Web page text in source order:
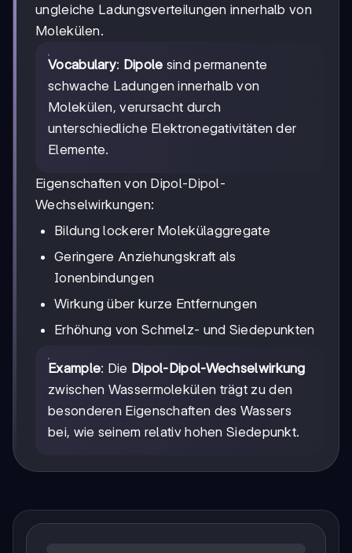
ungleiche Ladungsverteilungen innerhalb von
Molekülen.
Vocabulary: Dipole sind permanente
schwache Ladungen innerhalb von
Molekülen, verursacht durch
unterschiedliche Elektronegativitäten der
Elemente.
Eigenschaften von Dipol-Dipol-
Wechselwirkungen:
Bildung lockerer Molekülaggregate
Geringere Anziehungskraft als
Ionenbindungen
Wirkung über kurze Entfernungen
Erhöhung von Schmelz- und Siedepunkten
Example: Die Dipol-Dipol-Wechselwirkung
zwischen Wassermolekülen trägt zu den
besonderen Eigenschaften des Wassers
bei, wie seinem relativ hohen Siedepunkt.